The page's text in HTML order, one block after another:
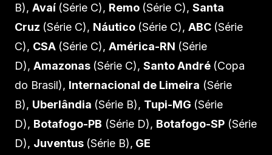
B), Avaí (Série C), Remo (Série C), Santa
Cruz (Série C), Náutico (Série C), ABC (Série
C), CSA (Série C), América-RN (Série
D), Amazonas (Série C), Santo André (Copa
do Brasil), Internacional de Limeira (Série
B), Uberlândia (Série B), Tupi-MG (Série
D), Botafogo-PB (Série D), Botafogo-SP (Série
D), Juventus (Série B), GE